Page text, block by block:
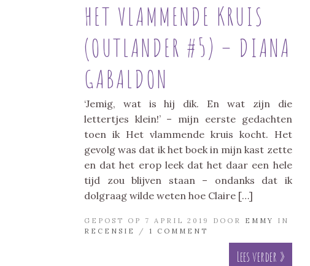
HET VLAMMENDE KRUIS
(OUTLANDER #5) – DIANA
GABALDON
‘Jemig, wat is hij dik. En wat zijn die
lettertjes klein!’ – mijn eerste gedachten
toen ik Het vlammende kruis kocht. Het
gevolg was dat ik het boek in mijn kast zette
en dat het erop leek dat het daar een hele
tijd zou blijven staan – ondanks dat ik
dolgraag wilde weten hoe Claire […]
GEPOST OP 7 APRIL 2019 DOOR EMMY
IN
RECENSIE
/ 1 COMMENT
Lees verder »